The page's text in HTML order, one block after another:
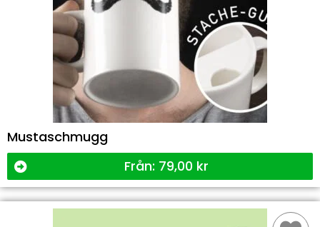
Mustaschmugg
Från: 79,00 kr